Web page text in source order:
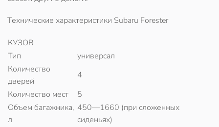
Технические характеристики Subaru Forester
КУЗОВ
Тип
универсал
Количество
дверей
4
Количество мест
5
Объем багажника,
л
450—1660 (при сложенных
сиденьях)